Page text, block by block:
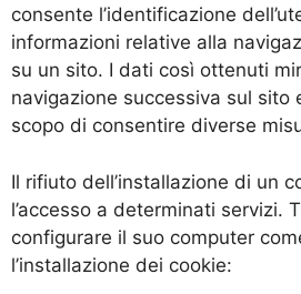
consente l’identificazione
informazioni relative alla
su un sito. I dati così ottenuti
navigazione successiva sul sito
scopo di consentire diverse
Il rifiuto dell’installazione di un
l’accesso a determinati servizi.
configurare il suo computer
l’installazione dei cookie: